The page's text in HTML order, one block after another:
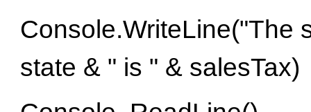
Console.WriteLine("The
state & " is " & salesTax)